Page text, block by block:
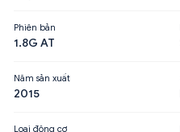
Phiên bản
1.8G AT
Năm sản xuất
2015
Loại động cơ